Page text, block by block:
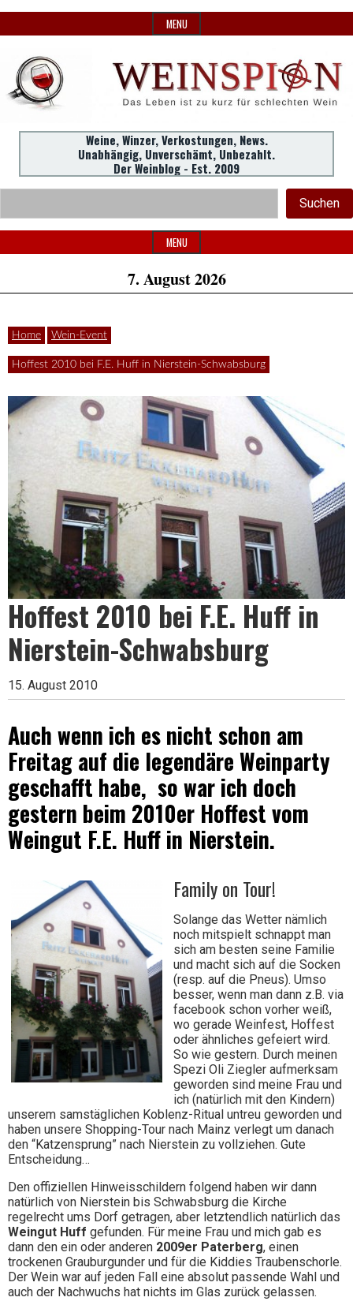
to
MENU
WeinSpion
|
Das
Leben
ist
zu
kurz
für
schlechten
Wein
Weine,
Winzer,
Verkostungen.
Header
Widget
Area
Weine, Winzer, Verkostungen, News.
Unabhängig, Unverschämt, Unbezahlt.
Der Weinblog - Est. 2009
Suchen
MENU
7. August 2026
Home Wein-Event
Hoffest 2010 bei F.E. Huff in Nierstein-Schwabsburg
Hoffest 2010 bei F.E. Huff in
Nierstein-Schwabsburg
15. August 2010
Auch wenn ich es nicht schon am
Freitag auf die legendäre Weinparty
geschafft habe, so war ich doch
gestern beim 2010er Hoffest vom
Weingut F.E. Huff in Nierstein.
Family on Tour!
Solange das Wetter nämlich
noch mitspielt schnappt man
sich am besten seine Familie
und macht sich auf die Socken
(resp. auf die Pneus). Umso
besser, wenn man dann z.B. via
facebook schon vorher weiß,
wo gerade Weinfest, Hoffest
oder ähnliches gefeiert wird.
So wie gestern. Durch meinen
Spezi Oli Ziegler aufmerksam
geworden sind meine Frau und
ich (natürlich mit den Kindern)
unserem samstäglichen Koblenz-Ritual untreu geworden und
haben unsere Shopping-Tour nach Mainz verlegt um danach
den “Katzensprung” nach Nierstein zu vollziehen. Gute
Entscheidung…
Den offiziellen Hinweisschildern folgend haben wir dann
natürlich von Nierstein bis Schwabsburg die Kirche
regelrecht ums Dorf getragen, aber letztendlich natürlich das
Weingut Huff gefunden. Für meine Frau und mich gab es
dann den ein oder anderen 2009er Paterberg, einen
trockenen Grauburgunder und für die Kiddies Traubenschorle.
Der Wein war auf jeden Fall eine absolut passende Wahl und
auch der Nachwuchs hat nichts im Glas zurück gelassen.